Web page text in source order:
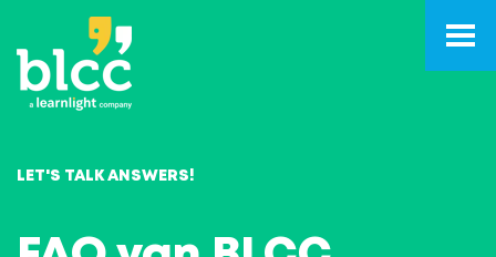
LET'S TALK ANSWERS!